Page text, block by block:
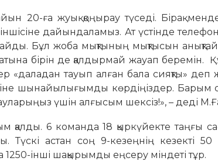
20-ға жуық қоңырау түседі. Бірақ
дайындаламыз. Ат үстінде
Бұл жоба мықтының мықтысын
бірін де қалдырмай жауап беремін.
«даладан тауып алған бала сияқты» деп
шынайылығымды көрдіңіздер.
үшін алғысым шексіз!», – деді
қалды. 6 команда 18 қыркүйекте таңғы
Түскі астан соң 9-кезеңнің кезекті
інші шақырымды еңсеру міндеті тұр.